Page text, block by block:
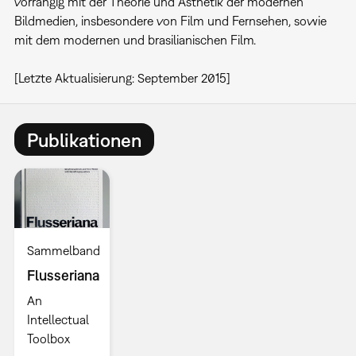
Bildmedien, insbesondere von Film und Fernsehen, sowie
mit dem modernen und brasilianischen Film.
[Letzte Aktualisierung: September 2015]
Publikationen
Sammelband
Flusseriana
An
Intellectual
Toolbox